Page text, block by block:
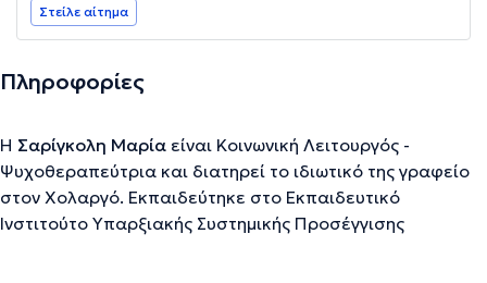
Στείλε αίτημα
Πληροφορίες
Η Σαρίγκολη Μαρία είναι Κοινωνική Λειτουργός -
Ψυχοθεραπεύτρια και διατηρεί το ιδιωτικό της γραφείο
στον Χολαργό. Εκπαιδεύτηκε στο Εκπαιδευτικό
Ινστιτούτο Υπαρξιακής Συστημικής Προσέγγισης